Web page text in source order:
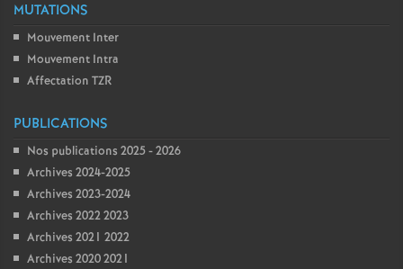
MUTATIONS
Mouvement Inter
Mouvement Intra
Affectation TZR
PUBLICATIONS
Nos publications 2025 - 2026
Archives 2024-2025
Archives 2023-2024
Archives 2022 2023
Archives 2021 2022
Archives 2020 2021